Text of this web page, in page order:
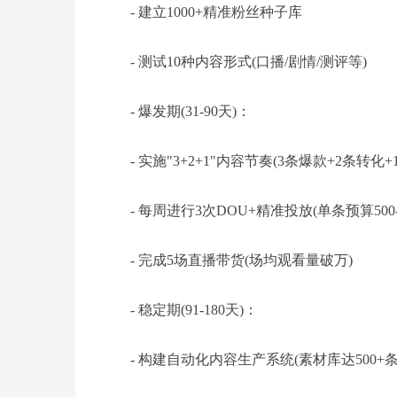
- 建立1000+精准粉丝种子库
- 测试10种内容形式(口播/剧情/测评等)
- 爆发期(31-90天)：
- 实施"3+2+1"内容节奏(3条爆款+2条转化
- 每周进行3次DOU+精准投放(单条预算
- 完成5场直播带货(场均观看量破万)
- 稳定期(91-180天)：
- 构建自动化内容生产系统(素材库达500+